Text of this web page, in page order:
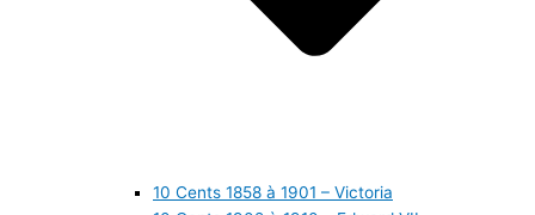
10 Cents 1858 à 1901 – Victoria